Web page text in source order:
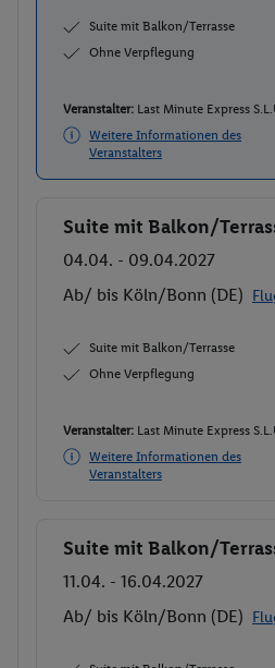
Suite mit Balkon/Terrasse
Ohne Verpflegung
Veranstalter: Last Minute Express
Weitere Informationen des
Veranstalters
Buchen
Suite mit Balkon/
04.04. - 09.04.2027
Ab/ bis Köln/Bonn (DE)
Suite mit Balkon/Terrasse
Ohne Verpflegung
Veranstalter: Last Minute Express
Weitere Informationen des
Veranstalters
Buchen
Suite mit Balkon/
11.04. - 16.04.2027
Ab/ bis Köln/Bonn (DE)